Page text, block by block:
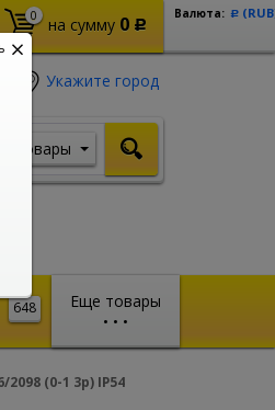
0 на сумму 0 Р
Валюта: Р
Укажите город
Товары
Еще товары
• • •
648
(0-1 3р) IP54